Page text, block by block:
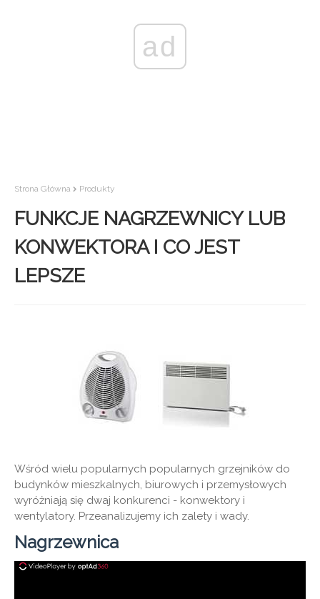
ad
Strona Główna Produkty
FUNKCJE NAGRZEWNICY LUB
KONWEKTORA I CO JEST
LEPSZE
Wśród wielu popularnych popularnych grzejników do
budynków mieszkalnych, biurowych i przemysłowych
wyróżniają się dwaj konkurenci - konwektory i
wentylatory. Przeanalizujemy ich zalety i wady.
Nagrzewnica